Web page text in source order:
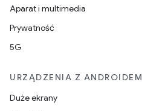
Aparat i multimedia
Prywatność
5G
URZĄDZENIA Z ANDROIDEM
Duże ekrany